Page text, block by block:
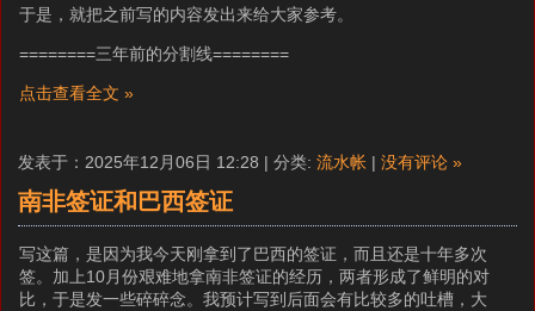
于是，就把之前写的内容发出来给大家参考。
========三年前的分割线========
点击查看全文 »
发表于：2025年12月06日 12:28 | 分类: 流水帐 | 没有评论 »
南非签证和巴西签证
写这篇，是因为我今天刚拿到了巴西的签证，而且还是十年多次
签。加上10月份艰难地拿南非签证的经历，两者形成了鲜明的对
比，于是发一些碎碎念。我预计写到后面会有比较多的吐槽，大